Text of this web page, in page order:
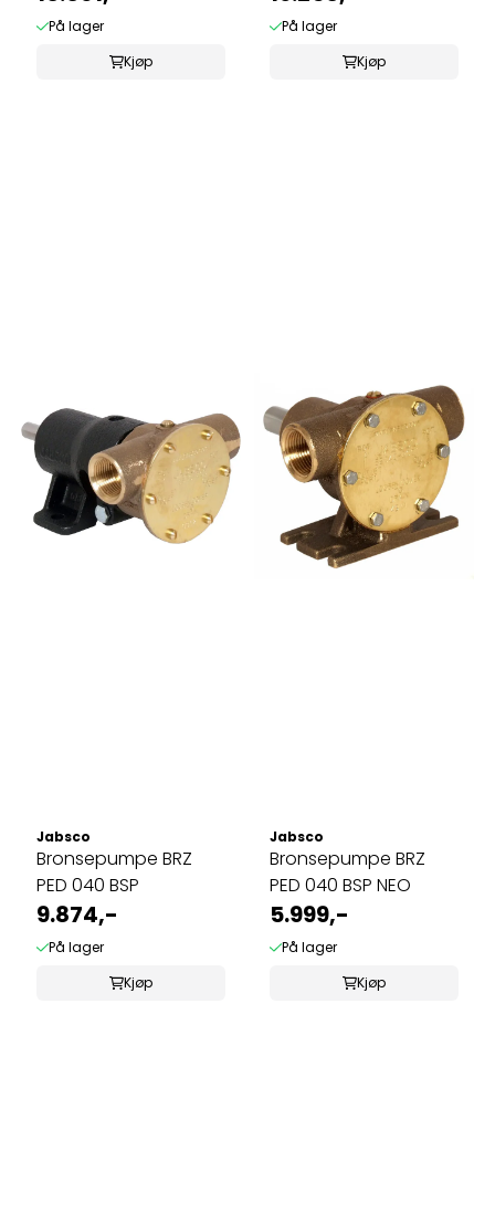
På lager
Kjøp
På lager
Kjøp
Jabsco
Bronsepumpe BRZ
PED 040 BSP
9.874,-
På lager
Kjøp
Jabsco
Bronsepumpe BRZ
PED 040 BSP NEO
5.999,-
På lager
Kjøp